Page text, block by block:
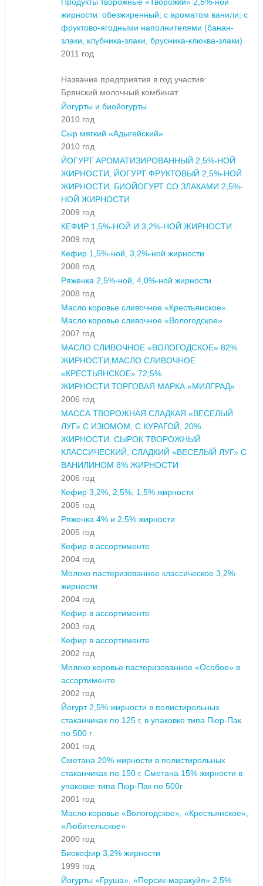
Продукты творожные «Творожки» 2,5%-ной
жирности: обезжиренный; с ароматом ванили; с
фруктово-ягодными наполнителями (банан-
злаки, клубника-злаки, брусника-клюква-злаки)
2011 год
Название предприятия в год участия:
Брянский молочный комбинат
Йогурты и биойогурты
2010 год
Сыр мягкий «Адыгейский»
2010 год
ЙОГУРТ АРОМАТИЗИРОВАННЫЙ 2,5%-НОЙ
ЖИРНОСТИ, ЙОГУРТ ФРУКТОВЫЙ 2,5%-НОЙ
ЖИРНОСТИ, БИОЙОГУРТ СО ЗЛАКАМИ 2,5%-
НОЙ ЖИРНОСТИ
2009 год
КЕФИР 1,5%-НОЙ И 3,2%-НОЙ ЖИРНОСТИ
2009 год
Кефир 1,5%-ной, 3,2%-ной жирности
2008 год
Ряженка 2,5%-ной, 4,0%-ной жирности
2008 год
Масло коровье сливочное «Крестьянское».
Масло коровье сливочное «Вологодское»
2007 год
МАСЛО СЛИВОЧНОЕ «ВОЛОГОДСКОЕ» 82%
ЖИРНОСТИ,МАСЛО СЛИВОЧНОЕ
«КРЕСТЬЯНСКОЕ» 72,5%
ЖИРНОСТИ.ТОРГОВАЯ МАРКА «МИЛГРАД»
2006 год
МАССА ТВОРОЖНАЯ СЛАДКАЯ «ВЕСЕЛЫЙ
ЛУГ» С ИЗЮМОМ, С КУРАГОЙ, 20%
ЖИРНОСТИ. СЫРОК ТВОРОЖНЫЙ
КЛАССИЧЕСКИЙ, СЛАДКИЙ «ВЕСЕЛЫЙ ЛУГ» С
ВАНИЛИНОМ 8% ЖИРНОСТИ
2006 год
Кефир 3,2%, 2,5%, 1,5% жирности
2005 год
Ряженка 4% и 2,5% жирности
2005 год
Кефир в ассортименте
2004 год
Молоко пастеризованное классическое 3,2%
жирности
2004 год
Кефир в ассортименте
2003 год
Кефир в ассортименте
2002 год
Молоко коровье пастеризованное «Особое» в
ассортименте
2002 год
Йогурт 2,5% жирности в полистирольных
стаканчиках по 125 г, в упаковке типа Пюр-Пак
по 500 г
2001 год
Сметана 20% жирности в полистирольных
стаканчиках по 150 г. Сметана 15% жирности в
упаковке типа Пюр-Пак по 500г
2001 год
Масло коровье «Вологодское», «Крестьянское»,
«Любительское»
2000 год
Биокефир 3,2% жирности
1999 год
Йогурты «Груша», «Персик-маракуйя» 2,5%